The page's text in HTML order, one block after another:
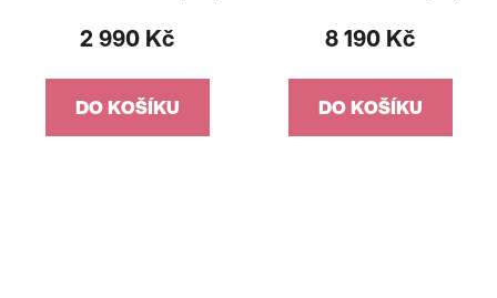
2 990 Kč
DO KOŠÍKU
8 190 Kč
DO KOŠÍKU